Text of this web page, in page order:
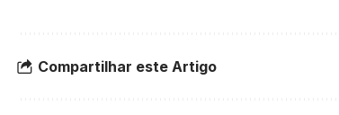
Compartilhar este Artigo